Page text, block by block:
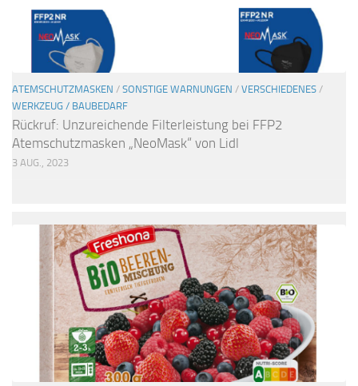
ATEMSCHUTZMASKEN / SONSTIGE WARNUNGEN / VERSCHIEDENES /
WERKZEUG / BAUBEDARF
Rückruf: Unzureichende Filterleistung bei FFP2
Atemschutzmasken „NeoMask“ von Lidl
3 AUG., 2023